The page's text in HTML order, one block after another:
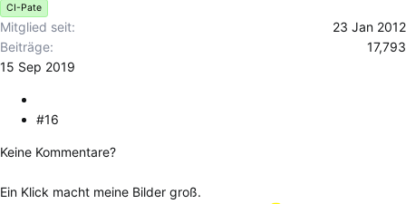
n
:
CI-Pate
Mitglied seit
23 Jan 2012
Beiträge
17,793
15 Sep 2019
#16
Keine Kommentare?
Ein Klick macht meine Bilder groß.